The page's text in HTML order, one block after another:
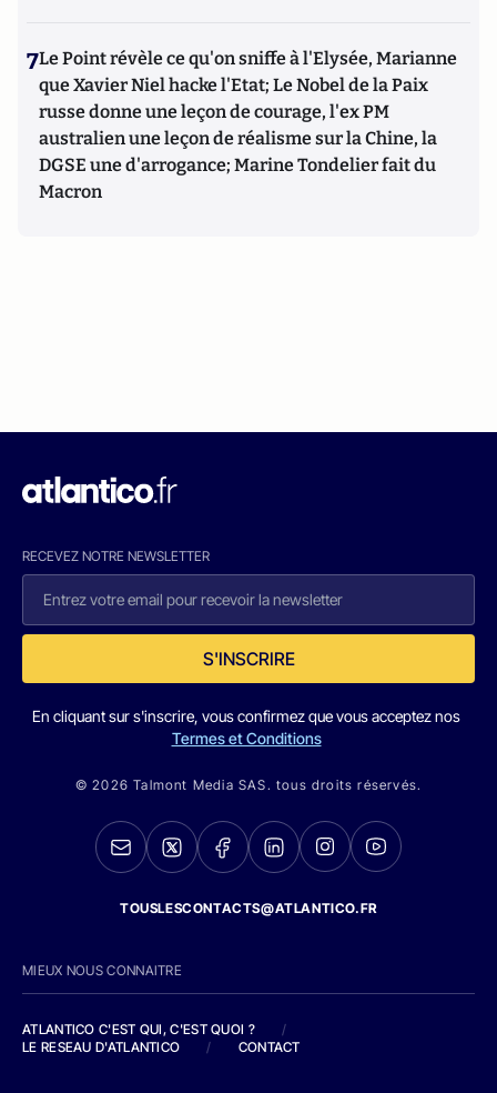
7Le Point révèle ce qu'on sniffe à l'Elysée, Marianne
que Xavier Niel hacke l'Etat; Le Nobel de la Paix
russe donne une leçon de courage, l'ex PM
australien une leçon de réalisme sur la Chine, la
DGSE une d'arrogance; Marine Tondelier fait du
Macron
RECEVEZ NOTRE NEWSLETTER
S'INSCRIRE
En cliquant sur s'inscrire, vous confirmez que vous acceptez nos
Termes et Conditions
© 2026 Talmont Media SAS. tous droits réservés.
TOUSLESCONTACTS@ATLANTICO.FR
MIEUX NOUS CONNAITRE
ATLANTICO C'EST QUI, C'EST QUOI ?
/
LE RESEAU D'ATLANTICO
/ CONTACT